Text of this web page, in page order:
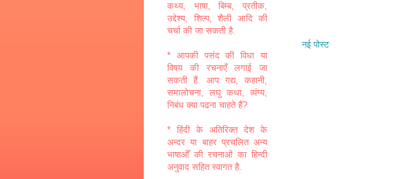
नई पोस्ट
कथ्य, भाषा, बिम्ब, प्रतीक,
उद्देश्य, शिल्प, शैली आदि की
चर्चा की जा सकती है.
* आपकी पसंद की विधा या
विषय की रचनाएँ लगाई जा
सकती हैं. आप गद्य, कहानी,
समालोचना, लघु कथा, व्यंग्य,
निबंध क्या पढना चाहते हैं?
* हिंदी के अतिरिक्त देश के
अन्दर या बाहर प्रचलित अन्य
भाषाओँ की रचनाओं का हिन्दी
अनुवाद सहित स्वागत है.